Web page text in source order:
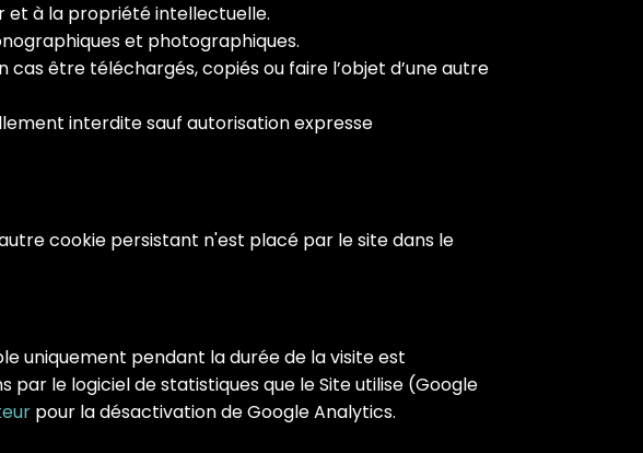
et à la propriété intellectuelle.
et photographiques.
être téléchargés, copiés ou faire l’objet d’une autre
interdite sauf autorisation expresse
cookie persistant n'est placé par le site dans le
uniquement pendant la durée de la visite est
le logiciel de statistiques que le Site utilise (Google
pour la désactivation de Google Analytics.